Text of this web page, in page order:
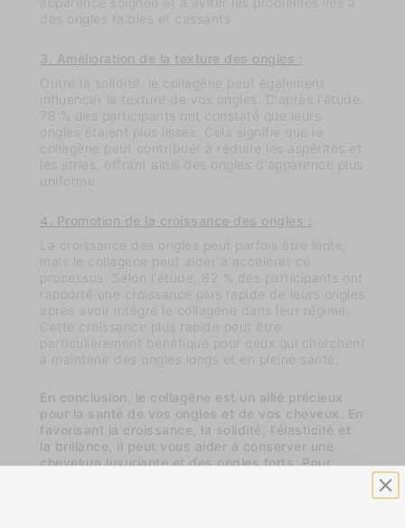
des ongles faibles et cassants.
3. Amélioration de la texture des ongles :
Outre la solidité, le collagène peut également
influencer la texture de vos ongles. D'après l'étude,
78 % des participants ont constaté que leurs
ongles étaient plus lisses. Cela signifie que le
collagène peut contribuer à réduire les aspérités et
les stries, offrant ainsi des ongles d'apparence plus
uniforme.
4. Promotion de la croissance des ongles :
La croissance des ongles peut parfois être lente,
mais le collagène peut aider à accélérer ce
processus. Selon l'étude, 82 % des participants ont
rapporté une croissance plus rapide de leurs ongles
après avoir intégré le collagène dans leur régime.
Cette croissance plus rapide peut être
particulièrement bénéfique pour ceux qui cherchent
à maintenir des ongles longs et en pleine santé.
En conclusion, le collagène est un allié précieux
pour la santé de vos ongles et de vos cheveux. En
favorisant la croissance, la solidité, l'élasticité et
la brillance, il peut vous aider à conserver une
chevelure luxuriante et des ongles forts. Pour